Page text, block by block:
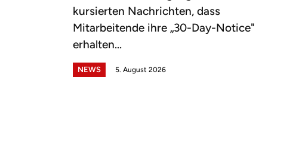
kursierten Nachrichten, dass
Mitarbeitende ihre „30-Day-Notice"
erhalten...
NEWS 5. August 2026